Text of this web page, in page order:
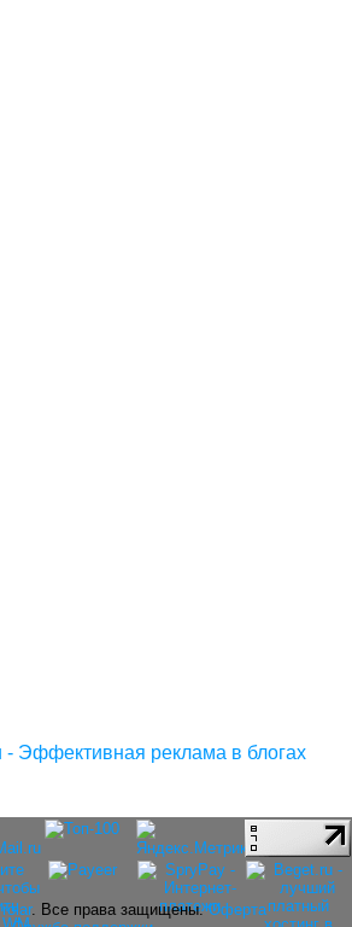
rolar. Все права защищены.Оферта